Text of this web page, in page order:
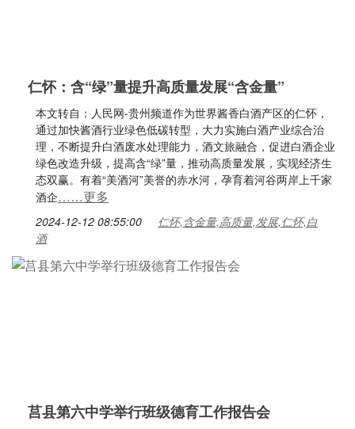
仁怀：含“绿”量提升高质量发展“含金量”
本文转自：人民网-贵州频道作为世界酱香白酒产区的仁怀，
通过加快酱酒行业绿色低碳转型，大力实施白酒产业综合治
理，不断提升白酒废水处理能力，酒文旅融合，促进白酒企业
绿色改造升级，提高含“绿”量，推动高质量发展，实现经济生
态双赢。有着“美酒河”美誉的赤水河，孕育着河谷两岸上千家
酒企……更多
2024-12-12 08:55:00
仁怀,含金量,高质量,发展,仁怀,白
酒
莒县第六中学举行班级德育工作报告会